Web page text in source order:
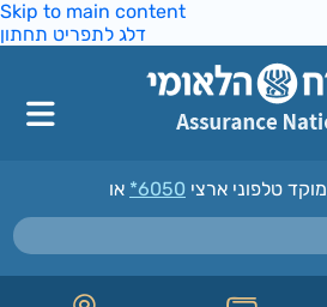
Skip to main content
דלג לתפריט תחתון
מוקד טלפוני ארצי *6050